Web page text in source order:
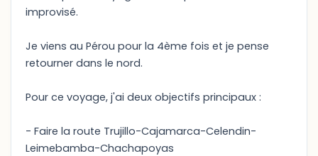
improvisé.
Je viens au Pérou pour la 4ème fois et je pense
retourner dans le nord.
Pour ce voyage, j'ai deux objectifs principaux :
- Faire la route Trujillo-Cajamarca-Celendin-
Leimebamba-Chachapoyas